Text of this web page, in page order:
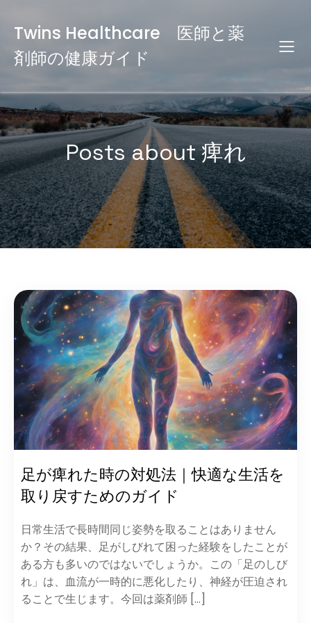
Twins Healthcare 医師と薬
剤師の健康ガイド
Posts about 痺れ
足が痺れた時の対処法｜快適な生活を
取り戻すためのガイド
日常生活で長時間同じ姿勢を取ることはありません
か？その結果、足がしびれて困った経験をしたことが
ある方も多いのではないでしょうか。この「足のしび
れ」は、血流が一時的に悪化したり、神経が圧迫され
ることで生じます。今回は薬剤師 […]